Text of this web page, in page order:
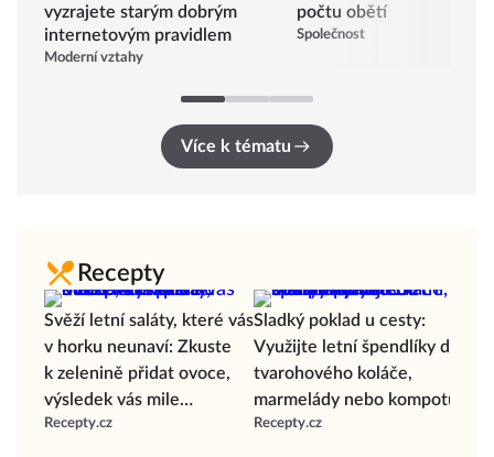
vyzrajete starým dobrým
internetovým pravidlem
Moderní vztahy
počtu obětí
Společnost
Více k tématu
Recepty
Svěží letní saláty, které vás
v horku neunaví: Zkuste
k zelenině přidat ovoce,
výsledek vás mile
překvapí!
Recepty.cz
Sladký poklad u cesty:
Využijte letní špendlíky do
tvarohového koláče,
marmelády nebo kompotu
Recepty.cz